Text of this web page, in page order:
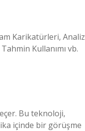
Karikatürleri, Analiz
Kullanımı vb.
Bu teknoloji,
içinde bir görüşme